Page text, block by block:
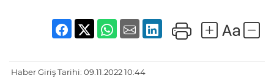
Haber Giriş Tarihi: 09.11.2022 10:44